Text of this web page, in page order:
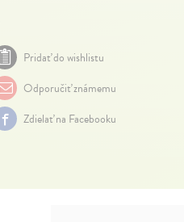
Pridať do wishlistu
Odporučiť známemu
Zdielať na Facebooku